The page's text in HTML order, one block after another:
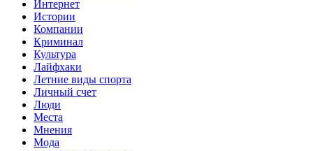
Интернет
Истории
Компании
Криминал
Культура
Лайфхаки
Летние виды спорта
Личный счет
Люди
Места
Мнения
Мода